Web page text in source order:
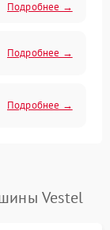
Подробнее →
Подробнее →
Подробнее →
Подробнее →
Vestel